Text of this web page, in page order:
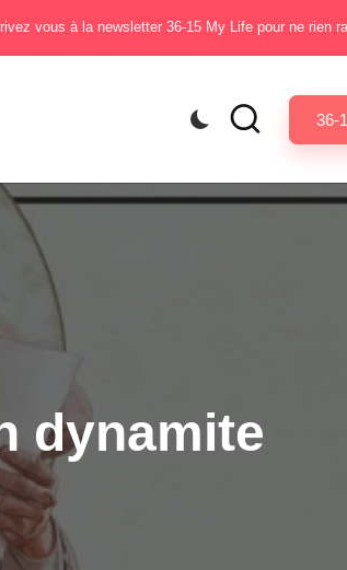
vous à la newsletter 36-15 My Life pour ne rien
36-
dynamite